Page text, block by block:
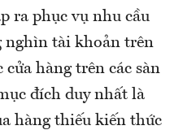
ra phục vụ nhu cầu
nghìn tài khoản trên
cửa hàng trên các sàn
đích duy nhất là
hàng thiếu kiến thức